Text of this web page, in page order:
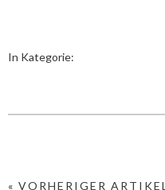
In Kategorie:
« VORHERIGER ARTIKEL